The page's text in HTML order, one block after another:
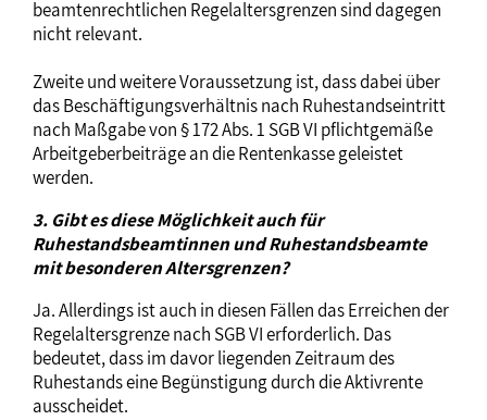
beamtenrechtlichen Regelaltersgrenzen sind dagegen
nicht relevant.
Zweite und weitere Voraussetzung ist, dass dabei über
das Beschäftigungsverhältnis nach Ruhestandseintritt
nach Maßgabe von § 172 Abs. 1 SGB VI pflichtgemäße
Arbeitgeberbeiträge an die Rentenkasse geleistet
werden.
3. Gibt es diese Möglichkeit auch für
Ruhestandsbeamtinnen und Ruhestandsbeamte
mit besonderen Altersgrenzen?
Ja. Allerdings ist auch in diesen Fällen das Erreichen der
Regelaltersgrenze nach SGB VI erforderlich. Das
bedeutet, dass im davor liegenden Zeitraum des
Ruhestands eine Begünstigung durch die Aktivrente
ausscheidet.